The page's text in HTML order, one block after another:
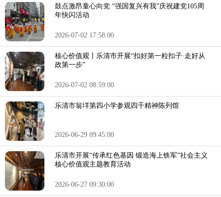
鼓点激昂童心向党 “强国复兴有我”庆祝建党105周
年快闪活动
2026-07-02 17:58:00
核心价值观丨乐清市开展“扣好第一粒扣子·走好从
政第一步”
2026-07-02 08:59:00
乐清市翁垟第四小学参观四千精神陈列馆
2026-06-29 09:45:00
乐清市开展“传承红色基因 锻造海上铁军”社会主义
核心价值观主题教育活动
2026-06-27 09:30:00